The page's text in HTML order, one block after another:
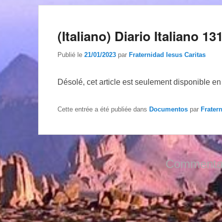
(Italiano) Diario Italiano 131
Publié le 21/01/2023 par Fraternidad Iesus Caritas
Désolé, cet article est seulement disponible en
Cette entrée a été publiée dans Documentos par